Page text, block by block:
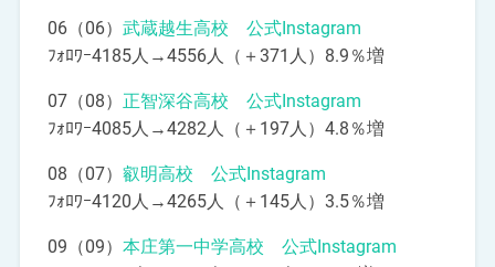
06（06） 武蔵越生高校 公式Instagram
ﾌｫﾛﾜｰ4185人→4556人（＋371人）8.9％増
07（08） 正智深谷高校 公式Instagram
ﾌｫﾛﾜｰ4085人→4282人（＋197人）4.8％増
08（07） 叡明高校 公式Instagram
ﾌｫﾛﾜｰ4120人→4265人（＋145人）3.5％増
09（09） 本庄第一中学高校 公式Instagram